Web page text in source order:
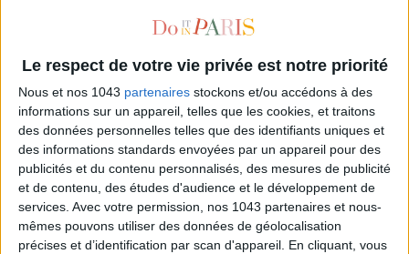
Le respect de votre vie privée est notre priorité
Nous et nos 1043 partenaires stockons et/ou accédons à des
informations sur un appareil, telles que les cookies, et traitons
des données personnelles telles que des identifiants uniques et
des informations standards envoyées par un appareil pour des
publicités et du contenu personnalisés, des mesures de publicité
et de contenu, des études d'audience et le développement de
services. Avec votre permission, nos 1043 partenaires et nous-
mêmes pouvons utiliser des données de géolocalisation
précises et d’identification par scan d'appareil. En cliquant, vous
THE BEST HOTELS FOR A SPA AND GASTRONOMY WEEKEND